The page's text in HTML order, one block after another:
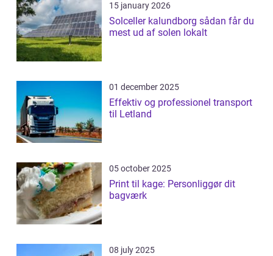
15 january 2026
Solceller kalundborg sådan får du
mest ud af solen lokalt
01 december 2025
Effektiv og professionel transport
til Letland
05 october 2025
Print til kage: Personliggør dit
bagværk
08 july 2025